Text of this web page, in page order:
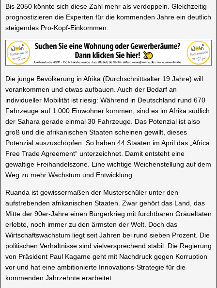
Bis 2050 könnte sich diese Zahl mehr als verdoppeln. Gleichzeitig
prognostizieren die Experten für die kommenden Jahre ein deutlich
steigendes Pro-Kopf-Einkommen.
Die junge Bevölkerung in Afrika (Durchschnittsalter 19 Jahre) will
vorankommen und etwas aufbauen. Auch der Bedarf an
individueller Mobilität ist riesig: Während in Deutschland rund 670
Fahrzeuge auf 1.000 Einwohner kommen, sind es im Afrika südlich
der Sahara gerade einmal 30 Fahrzeuge. Das Potenzial ist also
groß und die afrikanischen Staaten scheinen gewillt, dieses
Potenzial auszuschöpfen. So haben 44 Staaten im April das „Africa
Free Trade Agreement“ unterzeichnet. Damit entsteht eine
gewaltige Freihandelszone. Eine wichtige Weichenstellung auf dem
Weg zu mehr Wachstum und Entwicklung.
Ruanda ist gewissermaßen der Musterschüler unter den
aufstrebenden afrikanischen Staaten. Zwar gehört das Land, das
Mitte der 90er-Jahre einen Bürgerkrieg mit furchtbaren Gräueltaten
erlebte, noch immer zu den ärmsten der Welt. Doch das
Wirtschaftswachstum liegt seit Jahren bei rund sieben Prozent. Die
politischen Verhältnisse sind vielversprechend stabil. Die Regierung
von Präsident Paul Kagame geht mit Nachdruck gegen Korruption
vor und hat eine ambitionierte Innovations-Strategie für die
kommenden Jahrzehnte erarbeitet.